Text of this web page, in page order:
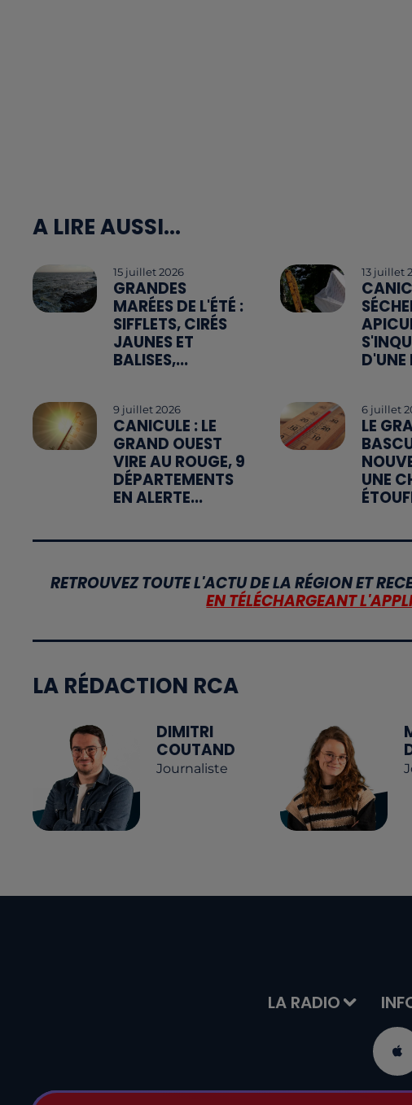
A LIRE AUSSI...
15 juillet 2026
GRANDES
MARÉES DE L'ÉTÉ :
SIFFLETS, CIRÉS
JAUNES ET
BALISES,...
13 juillet
D'UNE
9 juillet 2026
CANICULE : LE
GRAND OUEST
VIRE AU ROUGE, 9
DÉPARTEMENTS
EN ALERTE...
6 juillet
LE
UNE
RETROUVEZ TOUTE L'ACTU DE LA RÉGION ET
EN TÉLÉCHARGEANT
LA RÉDACTION RCA
DIMITRI
COUTAND
Journaliste
LA RADIO